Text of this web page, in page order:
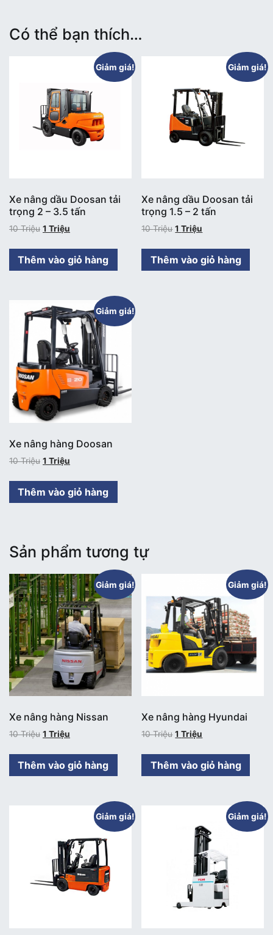
Có thể bạn thích…
Giảm giá!
Xe nâng dầu Doosan tải
trọng 2 – 3.5 tấn
10Triệu 1 Triệu
Thêm vào giỏ hàng
Giảm giá!
Xe nâng dầu Doosan tải
trọng 1.5 – 2 tấn
10Triệu 1Triệu
Thêm vào giỏ hàng
Giảm giá!
Xe nâng hàng Doosan
10Triệu 1 Triệu
Thêm vào giỏ hàng
Sản phẩm tương tự
Giảm giá!
Xe nâng hàng Nissan
10Triệu 1 Triệu
Thêm vào giỏ hàng
Giảm giá!
Xe nâng hàng Hyundai
10Triệu 1Triệu
Thêm vào giỏ hàng
Giảm giá! Giảm giá!